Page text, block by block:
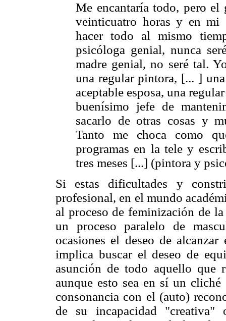
Me encantaría todo, pero el
veinticuatro horas y en mi
hacer todo al mismo
psicóloga genial, nunca
madre genial, no seré tal.
una regular pintora, [... ]
aceptable esposa, una
buenísimo jefe de
sacarlo de otras cosas y
Tanto me choca como
programas en la tele y
tres meses [...] (pintora y
Si estas dificultades y
profesional, en el mundo
al proceso de feminización de
un proceso paralelo de
ocasiones el deseo de
implica buscar el deseo de
asunción de todo aquello que
aunque esto sea en sí un
consonancia con el (auto)
de su incapacidad